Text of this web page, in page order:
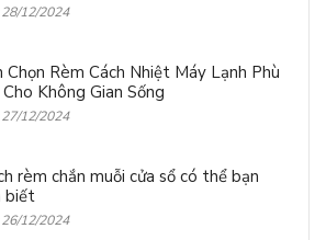
12/2024
Chọn Rèm Cách Nhiệt Máy Lạnh Phù
Không Gian Sống
12/2024
rèm chắn muỗi cửa sổ có thể bạn
biết
12/2024